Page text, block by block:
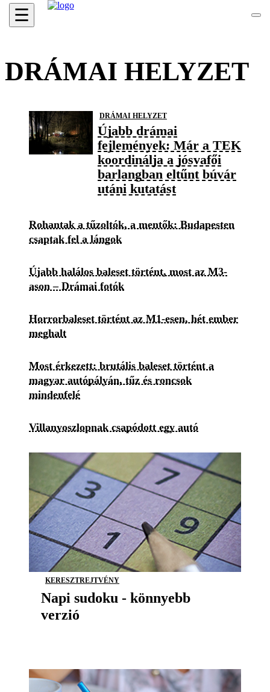
☰
DRÁMAI HELYZET
DRÁMAI HELYZET
Újabb drámai
fejlemények: Már a TEK
koordinálja a jósvafői
barlangban eltűnt búvár
utáni kutatást
Rohantak a tűzoltók, a mentők: Budapesten
csaptak fel a lángok
Újabb halálos baleset történt, most az M3-
ason – Drámai fotók
Horrorbaleset történt az M1-esen, hét ember
meghalt
Most érkezett: brutális baleset történt a
magyar autópályán, tűz és roncsok
mindenfelé
Villanyoszlopnak csapódott egy autó
KERESZTREJTVÉNY
Napi sudoku - könnyebb
verzió